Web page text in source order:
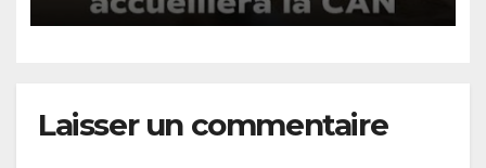
Laisser un commentaire